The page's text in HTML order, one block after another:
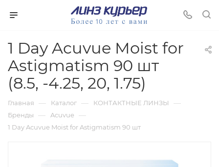
1 Day Acuvue Moist for
Astigmatism 90 шт
(8.5, -4.25, 20, 1.75)
Главная — Каталог — КОНТАКТНЫЕ ЛИНЗЫ —
Бренды — Acuvue —
1 Day Acuvue Moist for Astigmatism 90 шт